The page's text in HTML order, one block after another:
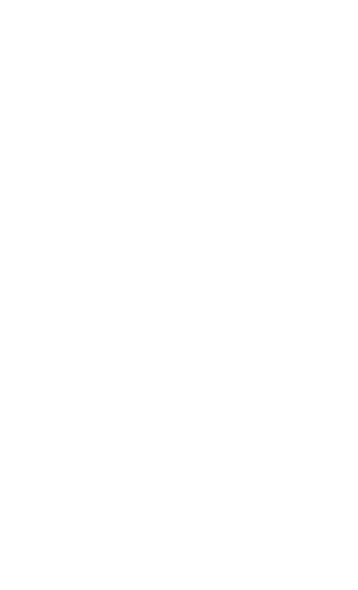
stratégiád többi elemét is nagyban befolyásolja,
fő előnye, hogy konkrét közönségeket célozhatsz
lehetséges, ha tudod, hogy milyen emberek alkotják
tölti mindennapjait, és a fiatalabb korosztályt képviselik,
mémeket, esetleg rövid videókat készíteni nekik. Egy
a szakemberek platformja, ahol sokkal hivatalosabb a
sikerekhez.
az adott célközönséghez igazítsd.
mekkora keretet vagy hajlandó, vagy képes
média marketing és a tartalommarketing meglehetősen
a látványos eredményekhez. Mivel az
vonzod be közönségedet, valójában inkább
– hacsak nem szervezed ki a feladatot.
amit létrehozhatsz ugyan egy ingyenes CMS-en,
vagy személyre szabottan készített webhelyre
céljaidhoz alakíthatsz.